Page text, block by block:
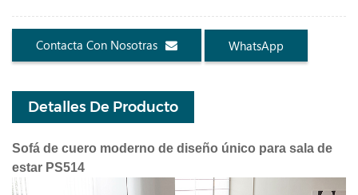
Contacta Con Nosotras WhatsApp
Detalles De Producto
Sofá de cuero moderno de diseño único para sala de
estar PS514